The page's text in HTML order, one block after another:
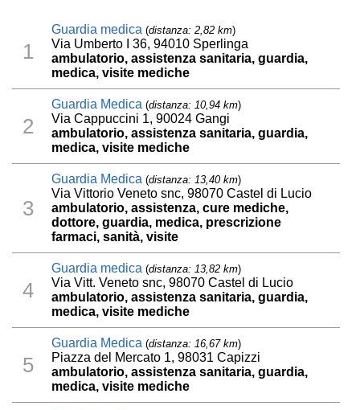
1
Guardia medica (distanza: 2,82 km)
Via Umberto I 36, 94010 Sperlinga
ambulatorio, assistenza sanitaria, guardia,
medica, visite mediche
2
Guardia Medica (distanza: 10,94 km)
Via Cappuccini 1, 90024 Gangi
ambulatorio, assistenza sanitaria, guardia,
medica, visite mediche
3
Guardia Medica (distanza: 13,40 km)
Via Vittorio Veneto snc, 98070 Castel di Lucio
ambulatorio, assistenza, cure mediche,
dottore, guardia, medica, prescrizione
farmaci, sanità, visite
4
Guardia medica (distanza: 13,82 km)
Via Vitt. Veneto snc, 98070 Castel di Lucio
ambulatorio, assistenza sanitaria, guardia,
medica, visite mediche
5
Guardia Medica (distanza: 16,67 km)
Piazza del Mercato 1, 98031 Capizzi
ambulatorio, assistenza sanitaria, guardia,
medica, visite mediche